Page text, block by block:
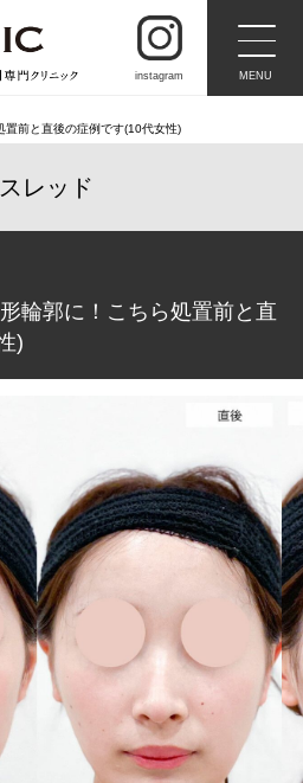
instagram MENU
置前と直後の症例です(10代女性)
レッド
輪郭に！こちら処置前と直
)